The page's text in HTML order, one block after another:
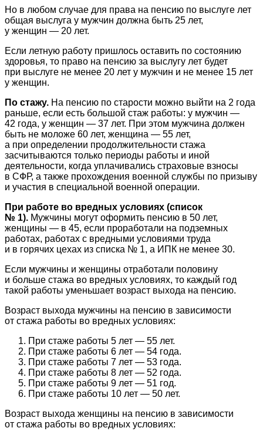
Но в любом случае для права на пенсию по выслуге лет
общая выслуга у мужчин должна быть 25 лет,
у женщин — 20 лет.
Если летную работу пришлось оставить по состоянию
здоровья, то право на пенсию за выслугу лет будет
при выслуге не менее 20 лет у мужчин и не менее 15 лет
у женщин.
По стажу. На пенсию по старости можно выйти на 2 года
раньше, если есть большой стаж работы: у мужчин —
42 года, у женщин — 37 лет. При этом мужчина должен
быть не моложе 60 лет, женщина — 55 лет,
а при определении продолжительности стажа
засчитываются только периоды работы и иной
деятельности, когда уплачивались страховые взносы
в СФР, а также прохождения военной службы по призыву
и участия в специальной военной операции.
При работе во вредных условиях (список
№ 1). Мужчины могут оформить пенсию в 50 лет,
женщины — в 45, если проработали на подземных
работах, работах с вредными условиями труда
и в горячих цехах из списка № 1, а ИПК не менее 30.
Если мужчины и женщины отработали половину
и больше стажа во вредных условиях, то каждый год
такой работы уменьшает возраст выхода на пенсию.
Возраст выхода мужчины на пенсию в зависимости
от стажа работы во вредных условиях:
При стаже работы 5 лет — 55 лет.
При стаже работы 6 лет — 54 года.
При стаже работы 7 лет — 53 года.
При стаже работы 8 лет — 52 года.
При стаже работы 9 лет — 51 год.
При стаже работы 10 лет — 50 лет.
Возраст выхода женщины на пенсию в зависимости
от стажа работы во вредных условиях: